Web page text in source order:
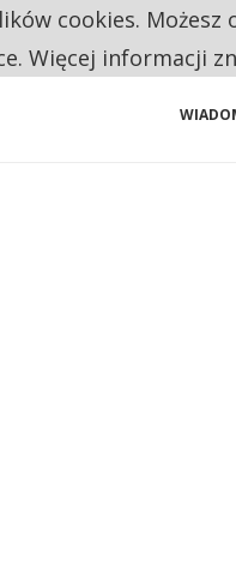
W EUROPEJSKI
cookies.
Więcej informacji